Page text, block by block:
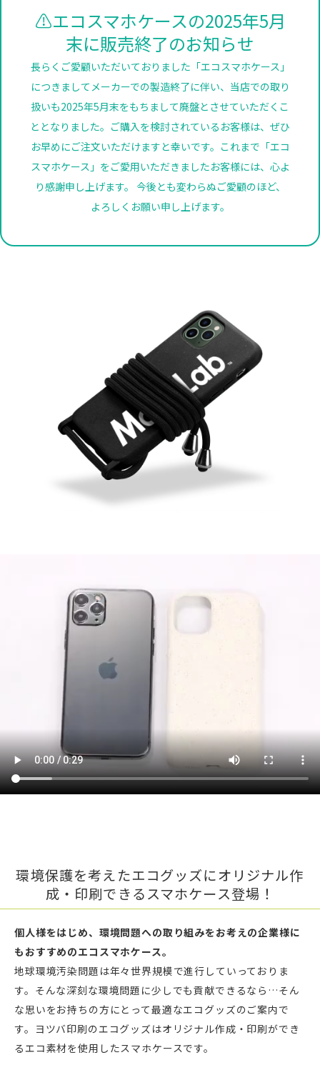
⚠エコスマホケースの2025年5月
末に販売終了のお知らせ
長らくご愛顧いただいておりました「エコスマホケース」
につきましてメーカーでの製造終了に伴い、当店での取り
扱いも2025年5月末をもちまして廃盤とさせていただくこ
ととなりました。ご購入を検討されているお客様は、ぜひ
お早めにご注文いただけますと幸いです。これまで「エコ
スマホケース」をご愛用いただきましたお客様には、心よ
り感謝申し上げます。 今後とも変わらぬご愛顧のほど、
よろしくお願い申し上げます。
環境保護を考えたエコグッズにオリジナル作
成・印刷できるスマホケース登場！
個人様をはじめ、環境問題への取り組みをお考えの企業様に
もおすすめのエコスマホケース。
地球環境汚染問題は年々世界規模で進行していっておりま
す。そんな深刻な環境問題に少しでも貢献できるなら…そん
な思いをお持ちの方にとって最適なエコグッズのご案内で
す。ヨツバ印刷のエコグッズはオリジナル作成・印刷ができ
るエコ素材を使用したスマホケースです。